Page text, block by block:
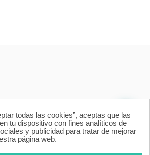
todas las cookies”, aceptas que las
tu dispositivo con fines analíticos de
y publicidad para tratar de mejorar
página web.